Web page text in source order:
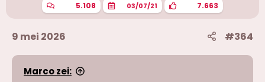
5.108 03/07/21 7.663
9 mei 2026 #364
Marco zei: